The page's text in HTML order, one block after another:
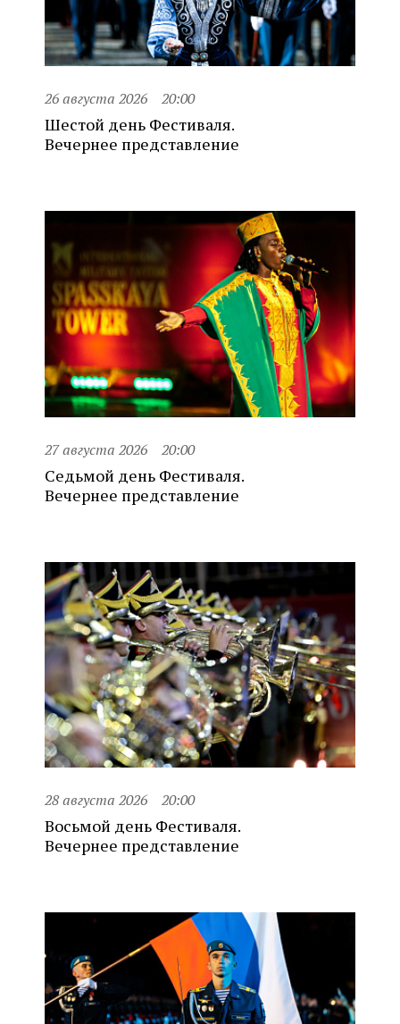
26 августа 2026 20:00
Шестой день Фестиваля.
Вечернее представление
27 августа 2026 20:00
Седьмой день Фестиваля.
Вечернее представление
28 августа 2026 20:00
Восьмой день Фестиваля.
Вечернее представление